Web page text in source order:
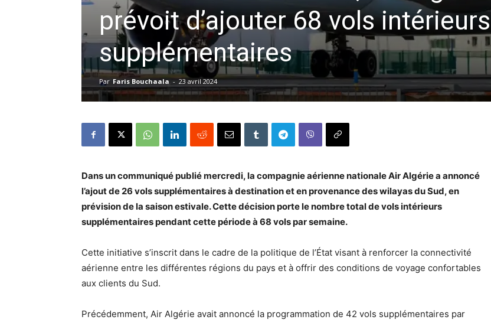
prévoit d’ajouter 68 vols intérieurs
supplémentaires
Par Faris Bouchaala - 23 avril 2024
Dans un communiqué publié mercredi, la compagnie aérienne nationale Air Algérie a annoncé
l’ajout de 26 vols supplémentaires à destination et en provenance des wilayas du Sud, en
prévision de la saison estivale. Cette décision porte le nombre total de vols intérieurs
supplémentaires pendant cette période à 68 vols par semaine.
Cette initiative s’inscrit dans le cadre de la politique de l’État visant à renforcer la connectivité
aérienne entre les différentes régions du pays et à offrir des conditions de voyage confortables
aux clients du Sud.
Précédemment, Air Algérie avait annoncé la programmation de 42 vols supplémentaires par